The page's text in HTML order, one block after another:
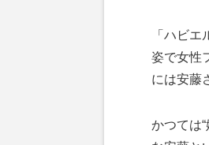
「ハビ
姿で女性
には安藤
かつては